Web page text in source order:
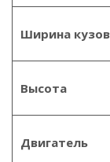
Ширина
Высота
Двигатель